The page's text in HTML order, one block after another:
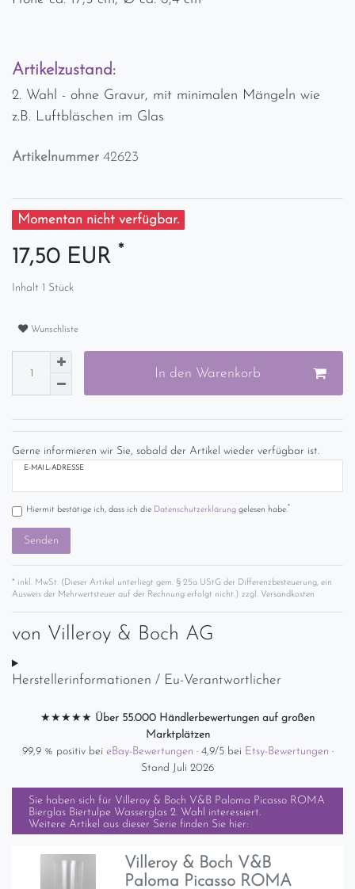
Artikelzustand:
2. Wahl - ohne Gravur, mit minimalen Mängeln wie
z.B. Luftbläschen im Glas
Artikelnummer 42623
Momentan nicht verfügbar.
17,50 EUR *
Inhalt 1 Stück
Wunschliste
In den Warenkorb
Gerne informieren wir Sie, sobald der Artikel wieder verfügbar ist.
E-MAIL-ADRESSE
Hiermit bestätige ich, dass ich die Daten­schutz­erklärunggelesen habe.*
Senden
* inkl. MwSt. (Dieser Artikel unterliegt gem. § 25a UStG der Differenzbesteuerung, ein
Ausweis der Mehrwertsteuer auf der Rechnung erfolgt nicht.) zzgl. Versandkosten
von Villeroy & Boch AG
Herstellerinformationen / Eu-Verantwortlicher
★★★★★ Über 55.000 Händlerbewertungen auf großen
Marktplätzen
99,9 % positiv bei eBay-Bewertungen · 4,9/5 bei Etsy-Bewertungen ·
Stand Juli 2026
Sie haben sich für Villeroy & Boch V&B Paloma Picasso ROMA
Bierglas Biertulpe Wasserglas 2. Wahl interessiert.
Weitere Artikel aus dieser Serie finden Sie hier:
Villeroy & Boch V&B
Paloma Picasso ROMA